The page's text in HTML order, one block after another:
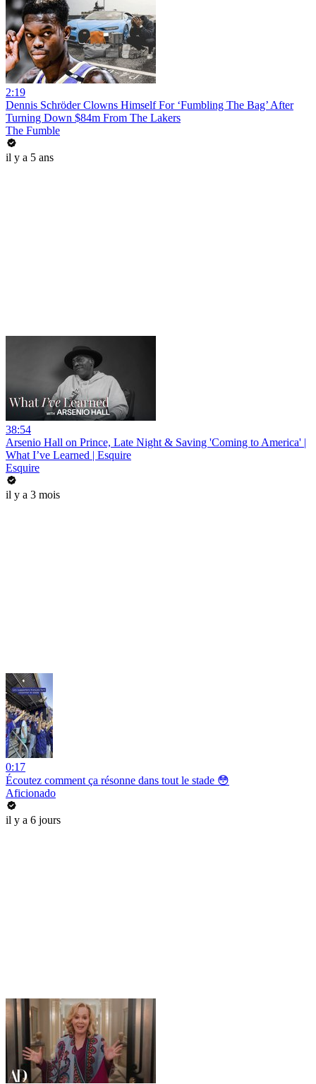
2:19
Dennis Schröder Clowns Himself For ‘Fumbling The Bag’ After
Turning Down $84m From The Lakers
The Fumble
il y a 5 ans
38:54
Arsenio Hall on Prince, Late Night & Saving 'Coming to America' |
What I’ve Learned | Esquire
Esquire
il y a 3 mois
0:17
Écoutez comment ça résonne dans tout le stade 😳
Aficionado
il y a 6 jours